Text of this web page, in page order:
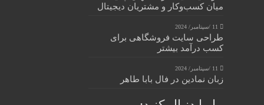
میان کسب‌وکار و مشتریان دیجیتال
11 /سپتامبر/ 2024
طراحی سایت فروشگاهی برای
کسب درآمد بیشتر
11 /سپتامبر/ 2024
زبان نمادین در فال بابا طاهر